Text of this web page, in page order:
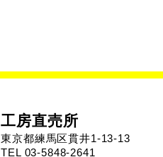
工房直売所
東京都練馬区貫井1-13-13
TEL 03-5848-2641